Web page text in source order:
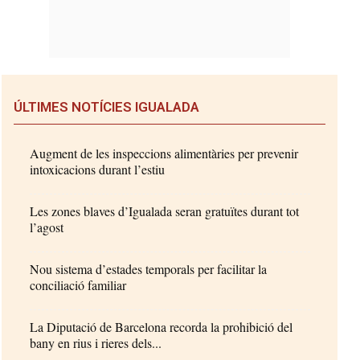
ÚLTIMES NOTÍCIES IGUALADA
Augment de les inspeccions alimentàries per prevenir
intoxicacions durant l’estiu
Les zones blaves d’Igualada seran gratuïtes durant tot
l’agost
Nou sistema d’estades temporals per facilitar la
conciliació familiar
La Diputació de Barcelona recorda la prohibició del
bany en rius i rieres dels...